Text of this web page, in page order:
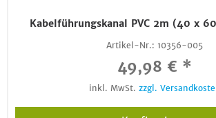
Kabelführungskanal PVC 2m (40 x
Artikel-Nr.: 10356-005
49,98 € *
inkl. MwSt. zzgl.